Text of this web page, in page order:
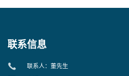
联系信息
联系人：董先生